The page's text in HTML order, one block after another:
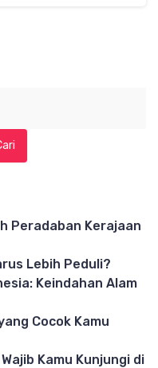
Peradaban Kerajaan
Lebih Peduli?
Keindahan Alam
Cocok Kamu
Kamu Kunjungi di